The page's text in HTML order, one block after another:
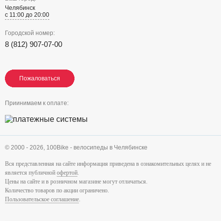
Челябинск
с 11:00 до 20:00
Городской номер:
8 (812) 907-07-00
Пожаловаться
Пожаловаться
Пожаловаться
Приинимаем к оплате:
© 2000 - 2026, 100Bike - велосипеды в Челябинске
Вся представленная на сайте информация приведена в ознакомительных целях и не
является публичной офертой.
Цены на сайте и в розничном магазине могут отличаться.
Количество товаров по акции ограничено.
Пользовательское соглашение.